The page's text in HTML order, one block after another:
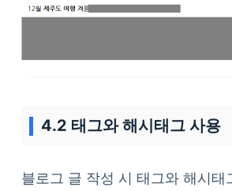
4.2 태그와 해시태그 사용
블로그 글 작성 시 태그와 해시태